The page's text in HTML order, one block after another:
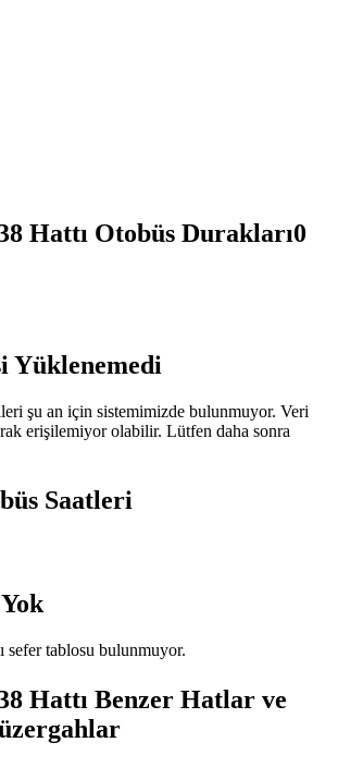
Hattı Otobüs Durakları0
Yüklenemedi
şu an için sistemimizde bulunmuyor. Veri
erişilemiyor olabilir. Lütfen daha sonra
Saatleri
sefer tablosu bulunmuyor.
Hattı Benzer Hatlar ve